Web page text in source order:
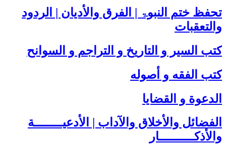
تحفظ ختم النبوۃ | الفرق والأديان | الردود
والتعقبات
كتب السير و التاريخ و التراجم و السوانح
كتب الفقه و أصوله
الدعوة و القضايا
الفضائل والأخلاق والآداب | الأدعيــــــــة
والأذكــــــــــار